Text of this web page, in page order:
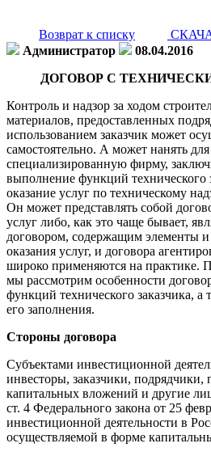
Возврат к списку
Администратор
08.04.2016
ДОГОВОР С
Контроль и надзор за ходом
материалов, предоставленных
использованием заказчик может
самостоятельно. А может нанять для
специализированную фирму,
выполнение функций технического
оказание услуг по техническому
Он может представлять собой
услуг либо, как это чаще бывает,
договором, содержащим элементы и
оказания услуг, и договора
широко применяются на практике.
мы рассмотрим особенности
функций технического заказчика, а
его заполнения.
Стороны договора
Субъектами инвестиционной
инвесторы, заказчики, подрядчики,
капитальных вложений и другие
ст. 4 Федерального закона от 25
инвестиционной деятельности в
осуществляемой в форме